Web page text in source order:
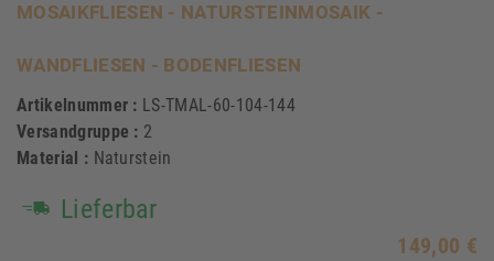
MOSAIKFLIESEN - NATURSTEINMOSAIK -
WANDFLIESEN - BODENFLIESEN
Artikelnummer : LS-TMAL-60-104-144
Versandgruppe : 2
Material : Naturstein
Lieferbar
149,00 €